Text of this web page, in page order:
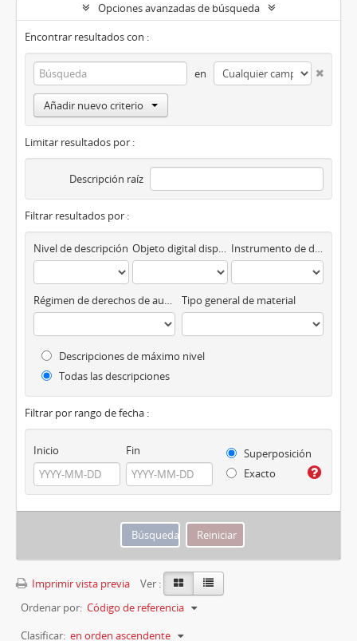
Opciones avanzadas de búsqueda
Encontrar resultados con :
en
Añadir nuevo criterio
Limitar resultados por :
Descripción raíz
Filtrar resultados por :
Nivel de descripción Objeto digital disponibles Instrumento de descripción
Régimen de derechos de autor Tipo general de material
Descripciones de máximo nivel
Todas las descripciones
Filtrar por rango de fecha :
Inicio Fin
Superposición
Exacto
Imprimir vista previa
Ver :
Ordenar por: Código de referencia
Clasificar: en orden ascendente